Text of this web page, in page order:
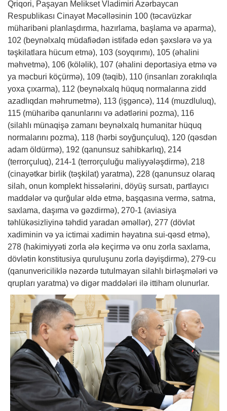
Qriqori, Paşayan Melikset Vladimiri Azərbaycan
Respublikası Cinayət Məcəlləsinin 100 (təcavüzkar
müharibəni planlaşdırma, hazırlama, başlama və aparma),
102 (beynəlxalq müdafiədən istifadə edən şəxslərə və ya
təşkilatlara hücum etmə), 103 (soyqırımı), 105 (əhalini
məhvetmə), 106 (köləlik), 107 (əhalini deportasiya etmə və
ya məcburi köçürmə), 109 (təqib), 110 (insanları zorakılıqla
yoxa çıxarma), 112 (beynəlxalq hüquq normalarına zidd
azadlıqdan məhrumetmə), 113 (işgəncə), 114 (muzdluluq),
115 (müharibə qanunlarını və adətlərini pozma), 116
(silahlı münaqişə zamanı beynəlxalq humanitar hüquq
normalarını pozma), 118 (hərbi soyğunçuluq), 120 (qəsdən
adam öldürmə), 192 (qanunsuz sahibkarlıq), 214
(terrorçuluq), 214-1 (terrorçuluğu maliyyələşdirmə), 218
(cinayətkar birlik (təşkilat) yaratma), 228 (qanunsuz olaraq
silah, onun komplekt hissələrini, döyüş sursatı, partlayıcı
maddələr və qurğular əldə etmə, başqasına vermə, satma,
saxlama, daşıma və gəzdirmə), 270-1 (aviasiya
təhlükəsizliyinə təhdid yaradan əməllər), 277 (dövlət
xadiminin və ya ictimai xadimin həyatına sui-qəsd etmə),
278 (hakimiyyəti zorla ələ keçirmə və onu zorla saxlama,
dövlətin konstitusiya quruluşunu zorla dəyişdirmə), 279-cu
(qanunvericiliklə nəzərdə tutulmayan silahlı birləşmələri və
qrupları yaratma) və digər maddələri ilə ittiham olunurlar.